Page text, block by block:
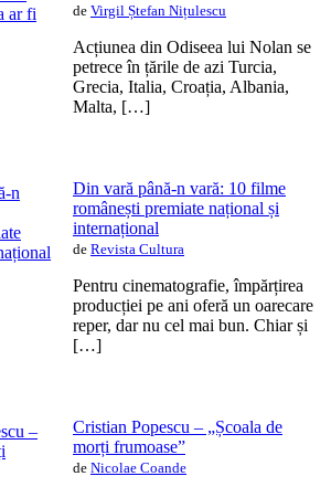
de Virgil Ștefan Nițulescu
Acțiunea din Odiseea lui Nolan se
petrece în țările de azi Turcia,
Grecia, Italia, Croația, Albania,
Malta, […]
Din vară până-n vară: 10 filme
românești premiate național și
internațional
de Revista Cultura
Pentru cinematografie, împărțirea
producției pe ani oferă un oarecare
reper, dar nu cel mai bun. Chiar și
[…]
Cristian Popescu – „Școala de
morți frumoase”
de Nicolae Coande